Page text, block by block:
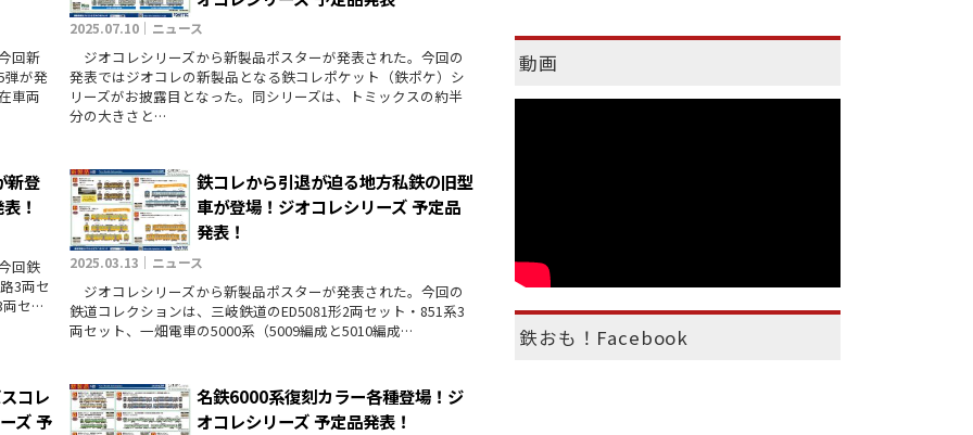
回新
弾が発
車両
2025.07.10｜ニュース
ジオコレシリーズから新製品ポスターが発表された。今回の
発表ではジオコレの新製品となる鉄コレポケット（鉄ポケ）シ
リーズがお披露目となった。同シリーズは、トミックスの約半
分の大きさと…
新登
！
回鉄
3両セ
両セ…
鉄コレから引退が迫る地方私鉄の旧型
車が登場！ジオコレシリーズ 予定品
発表！
2025.03.13｜ニュース
ジオコレシリーズから新製品ポスターが発表された。今回の
鉄道コレクションは、三岐鉄道のED5081形2両セット・851系3
両セット、一畑電車の5000系（5009編成と5010編成…
コレ
ズ 予
名鉄6000系復刻カラー各種登場！ジ
オコレシリーズ 予定品発表！
動画
鉄おも！Facebook